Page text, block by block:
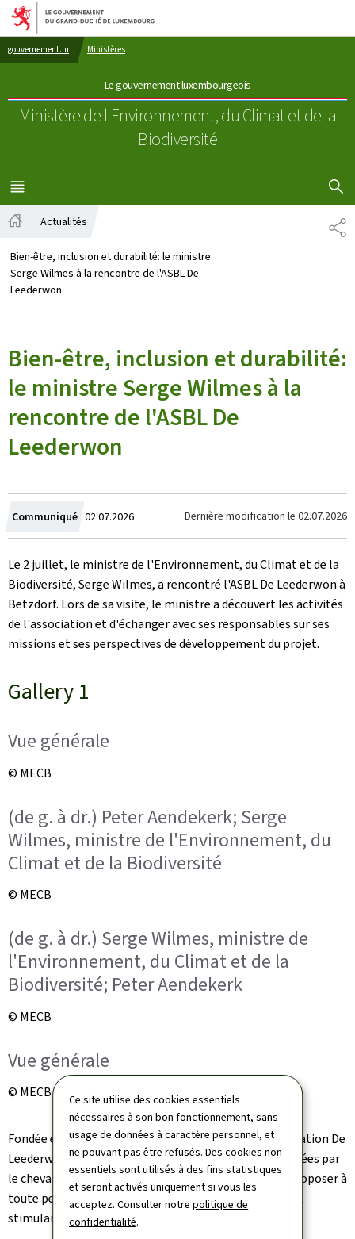
Ce site utilise des cookies essentiels
nécessaires à son bon fonctionnement, sans
usage de données à caractère personnel, et
ne pouvant pas être refusés. Des cookies non
essentiels sont utilisés à des fins statistiques
et seront activés uniquement si vous les
acceptez. Consulter notrepolitique de
confidentialité.
Aller au menu principal
Aller au contenu
gouvernement.lu Ministères
Le gouvernement luxembourgeois
Ministère de l'Environnement, du Climatet de la
Biodiversité
MENU
PRINCIPAL
Actualités
Bien-être, inclusion et durabilité: le ministre
Serge Wilmes à la rencontre de l'ASBL De
Leederwon
Bien-être, inclusion et durabilité:
le ministre Serge Wilmes à la
rencontre de l'ASBL De
Leederwon
Communiqué Crée
le
02.07.2026 Dernière modification le 02.07.2026
Le 2 juillet, le ministre de l'Environnement, du Climat et de la
Biodiversité, Serge Wilmes, a rencontré l'ASBLDe Leederwonà
Betzdorf. Lors de sa visite, le ministre a découvert les activités
de l'association et d'échanger avec ses responsables sur ses
missions et ses perspectives de développement du projet.
Gallery 1
Vue générale
© MECB
(de g. à dr.) Peter Aendekerk; Serge
Wilmes, ministre de l'Environnement, du
Climat et de la Biodiversité
© MECB
(de g. à dr.) Serge Wilmes, ministre de
l'Environnement, du Climat et de la
Biodiversité; Peter Aendekerk
© MECB
Vue générale
© MECB
Fondée en 2008 et reconnue d'utilité publique, l'association De
Leederwon oeuvre dans le domaine des activités assistées par
le cheval et de l'accompagnement social. Elle vise à proposer à
toute personne un environnement inclusif, apaisant et
stimulant, favorisant le bien-être humain.